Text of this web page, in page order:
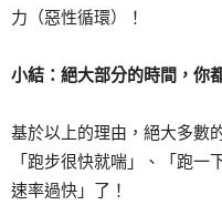
力（惡性循環）！
小結：絕大部分的時間，你
基於以上的理由，絕大多數
「跑步很快就喘」、「跑
速率過快」了！